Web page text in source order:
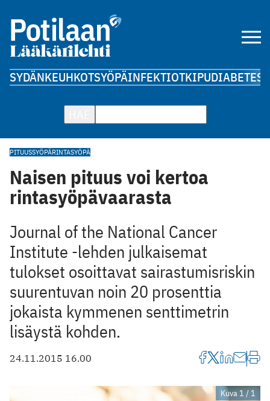
SYDÄNKEUHKOTSYÖPÄINFEKTIOTKIPUDIABETES
PITUUSSYÖPÄRINTASYÖPÄ
Naisen pituus voi kertoa
rintasyöpävaarasta
Journal of the National Cancer
Institute -lehden julkaisemat
tulokset osoittavat sairastumisriskin
suurentuvan noin 20 prosenttia
jokaista kymmenen senttimetrin
lisäystä kohden.
24.11.2015 16.00
Kuva 1 / 1